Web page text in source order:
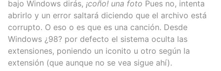
bajo Windows dirás, ¡coño! una foto Pues no, intenta
abrirlo y un error saltará diciendo que el archivo está
corrupto. O eso o es que es una canción. Desde
Windows ¿98? por defecto el sistema oculta las
extensiones, poniendo un iconito u otro según la
extensión (que aunque no se vea sigue ahí).